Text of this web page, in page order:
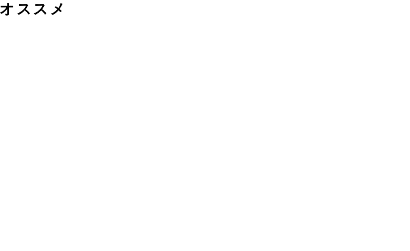
ススメ